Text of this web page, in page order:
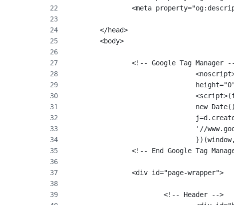
<meta
	</head>
	<body>
<!-- Google Tag Manager
new
'//
<!-- End Google Tag
		<div id="page-wrapper">
			<!-- Header -->